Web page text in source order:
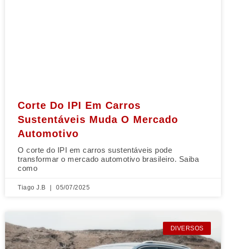
Corte Do IPI Em Carros
Sustentáveis Muda O Mercado
Automotivo
O corte do IPI em carros sustentáveis pode
transformar o mercado automotivo brasileiro. Saiba
como
Tiago J.B 05/07/2025
DIVERSOS